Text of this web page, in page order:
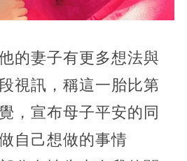
的妻子有更多想法與
視訊，稱這一胎比第
，宣布母子平安的同
自己想做的事情